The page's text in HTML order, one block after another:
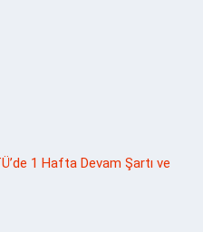
1 Hafta Devam Şartı ve